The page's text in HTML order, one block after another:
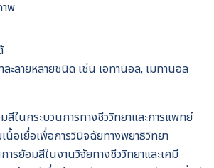
พ
ละลายหลายชนิด เช่น เอทานอล, เมทานอล
สีในกระบวนการทางชีววิทยาและการแพทย์
นื้อเยื่อเพื่อการวินิจฉัยทางพยาธิวิทยา
ารย้อมสีในงานวิจัยทางชีววิทยาและเคมี